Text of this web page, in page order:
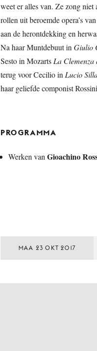
weet er alles van. Ze zong
rollen uit beroemde opera’s
aan de herontdekking en
Na haar Muntdebuut in Giulio
Sesto in Mozarts La
terug voor Cecilio in Lucio
haar geliefde componist
PROGRAMMA
Werken van Gioachino
MAA 23 OKT 2017